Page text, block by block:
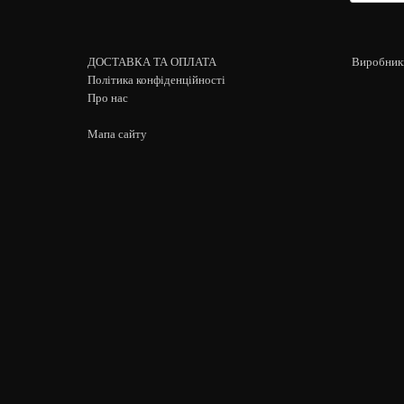
ДОСТАВКА ТА ОПЛАТА
Політика конфіденційності
Про нас
Мапа сайту